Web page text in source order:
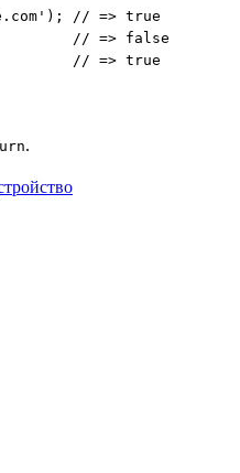
// => true
// => false
// => true
.